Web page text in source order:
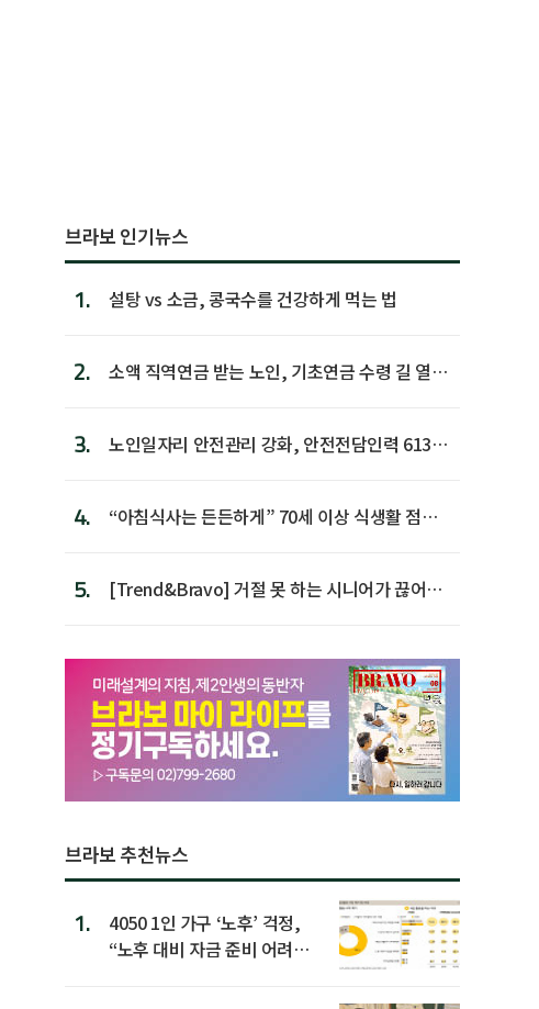
브라보 인기뉴스
1. 설탕 vs 소금, 콩국수를 건강하게 먹는 법
2.
소액 직역연금 받는 노인, 기초연금 수령 길 열린
3.
노인일자리 안전관리 강화, 안전전담인력 613명
4.
“아침식사는 든든하게” 70세 이상 식생활 점수
5.
[Trend&Bravo] 거절 못 하는 시니어가 끊어야
브라보 추천뉴스
1.
4050 1인 가구 ‘노후’ 걱정,
“노후 대비 자금 준비 어려